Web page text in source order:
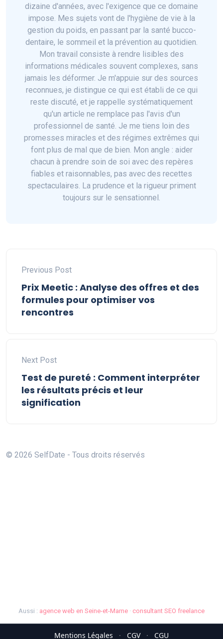
dizaine d'années, avec l'exigence que ce domaine
impose. Mes sujets vont de l'hygiène de vie à la
gestion du poids, en passant par la santé bucco-
dentaire, le sommeil et la prévention au quotidien.
Mon travail consiste à rendre lisibles des
informations médicales souvent complexes, sans
jamais les déformer. Je m'appuie sur des sources
reconnues, je distingue ce qui est établi de ce qui
reste discuté, et je rappelle systématiquement
qu'un article ne remplace pas l'avis d'un
professionnel de santé. Je me tiens loin des
promesses miracles et des régimes extrêmes qui
font plus de mal que de bien. Mon angle : aider
chacun à prendre soin de soi avec des repères
fiables et raisonnables, pas avec des recettes
spectaculaires. La prudence et la rigueur priment
toujours sur le sensationnel.
Previous Post
Prix Meetic : Analyse des offres et des
formules pour optimiser vos
rencontres
Next Post
Test de pureté : Comment interpréter
les résultats précis et leur
signification
© 2026 SelfDate - Tous droits réservés
Aussi : agence web en Seine-et-Marne · consultant SEO freelance
Mentions Légales · CGV · CGU